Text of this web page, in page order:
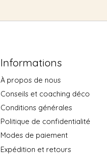
Informations
À propos de nous
Conseils et coaching déco
Conditions générales
Politique de confidentialité
Modes de paiement
Expédition et retours